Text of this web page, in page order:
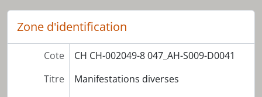
[Dossier] D0106 - Presse et édition : Payot, Lousonna, Sonor S.A.
[Dossier] D0107 - Edition
[Dossier] D0108 - Périodique La pilule et Narcisse Praz
[Dossier] D0111 - Psychiatrie, l'affaire Anna
[Dossier] D0119 - Arrestations à la télévision de Zürich
Zone d'identification
Cote
CH CH-002049-8 047_AH-S009-D0041
Titre
Manifestations diverses